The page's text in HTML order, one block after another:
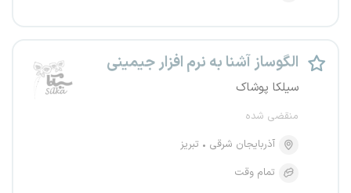
الگوساز آشنا به نرم افزار جیمینی
سیلکا پوشاک
منقضی شده
آذربایجان شرقی
تبریز
تمام وقت